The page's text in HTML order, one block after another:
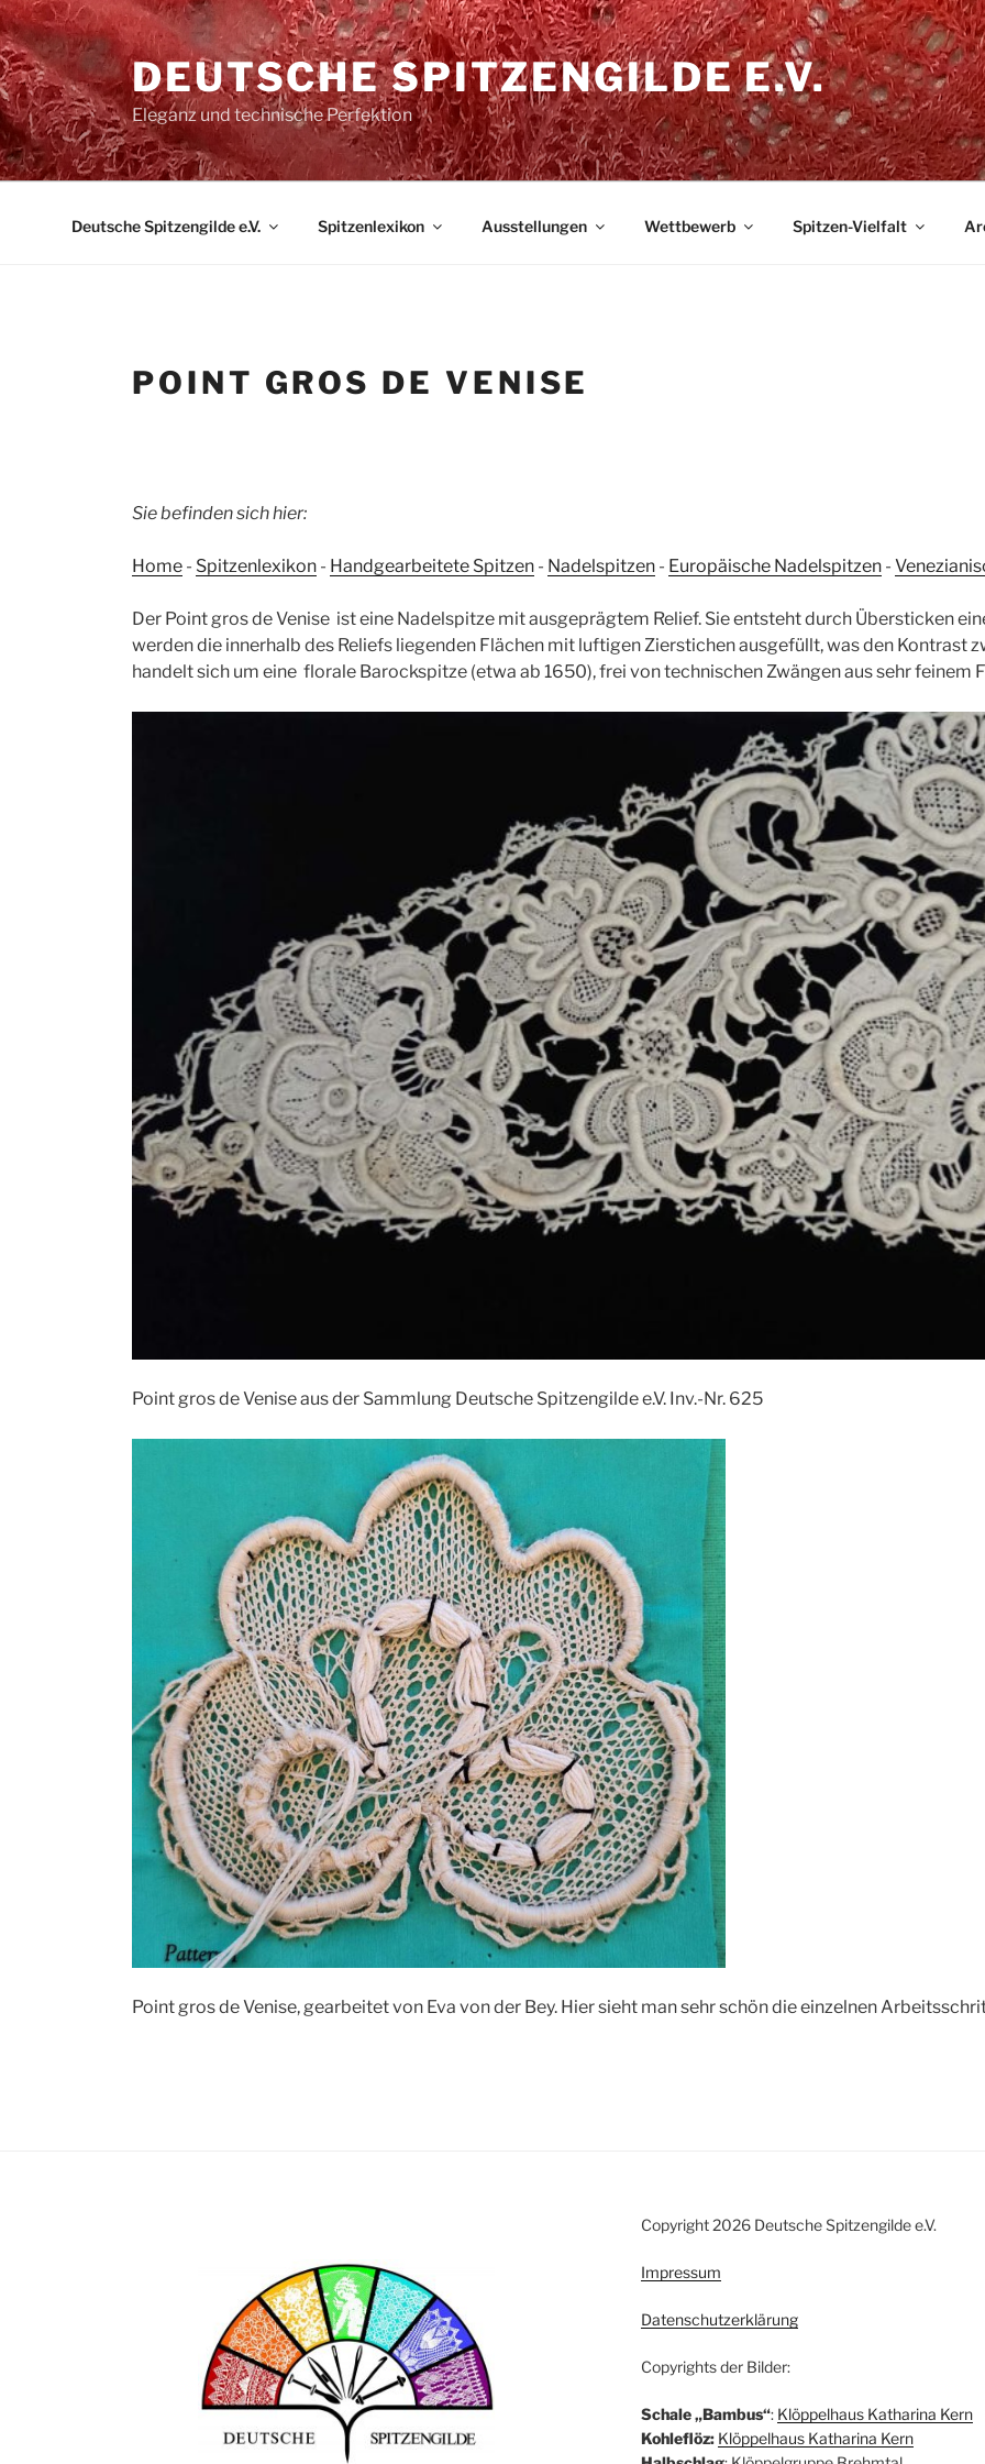
Zum
Inhalt
springen
DEUTSCHE SPITZENGILDE E.V.
Eleganz und technische Perfektion
Deutsche Spitzengilde e.V. Spitzenlexikon Ausstellungen Wettbewerb Spitzen-Vielfalt
POINT GROS DE VENISE
Sie befinden sich hier:
Home - Spitzenlexikon - Handgearbeitete Spitzen - Nadelspitzen - Europäische Nadelspitzen -
Der Point gros de Venise ist eine Nadelspitze mit ausgeprägtem Relief. Sie entsteht durch Übersticken
werden die innerhalb des Reliefs liegenden Flächen mit luftigen Zierstichen ausgefüllt, was den Kontrast
handelt sich um eine florale Barockspitze (etwa ab 1650), frei von technischen Zwängen aus sehr feinem
Point gros de Venise aus der Sammlung Deutsche Spitzengilde e.V. Inv.-Nr. 625
Point gros de Venise, gearbeitet von Eva von der Bey. Hier sieht man sehr schön die einzelnen
Copyright 2026 Deutsche Spitzengilde e.V.
Impressum
Datenschutzerklärung
Copyrights der Bilder:
Schale „Bambus“: Klöppelhaus Katharina Kern
Kohleflöz: Klöppelhaus Katharina Kern